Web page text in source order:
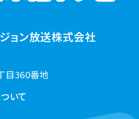
ョン放送株式会社
目360番地
いて